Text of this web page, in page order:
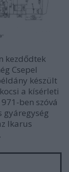
kezdődtek
Csepel
készült
a kísérleti
ben szóvá
gyáregység
Ikarus